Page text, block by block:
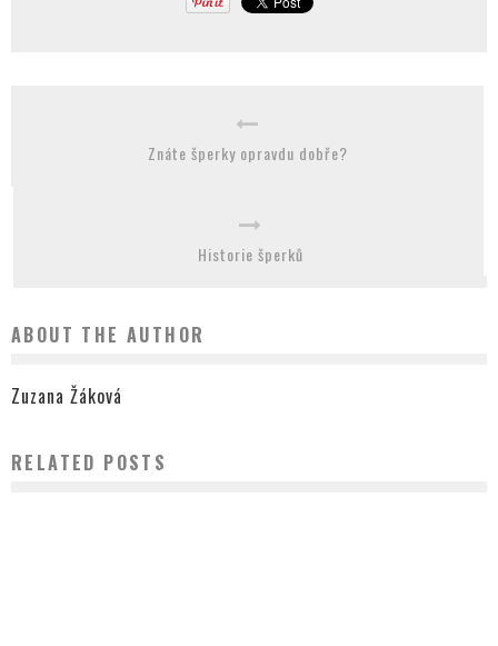
Znáte šperky opravdu dobře?
Historie šperků
ABOUT THE AUTHOR
Zuzana Žáková
RELATED POSTSVYTVOŘTE SI VLASTNÍ NÁRAMEK